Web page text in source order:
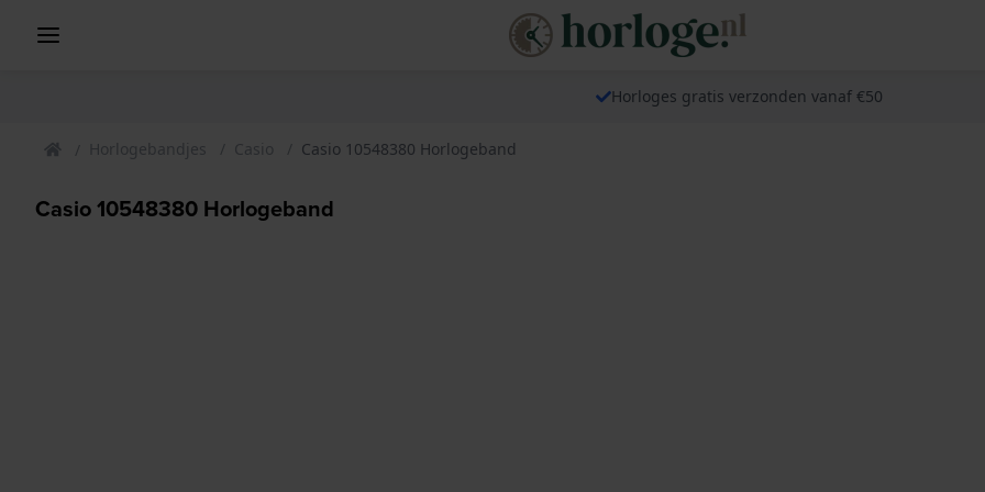
Horloges gratis verzonden vanaf €50
Horlogebandjes Casio Casio 10548380 Horlogeband
Casio 10548380 Horlogeband